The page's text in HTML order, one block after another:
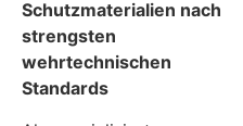
Schutzmaterialien nach
strengsten
wehrtechnischen
Standards